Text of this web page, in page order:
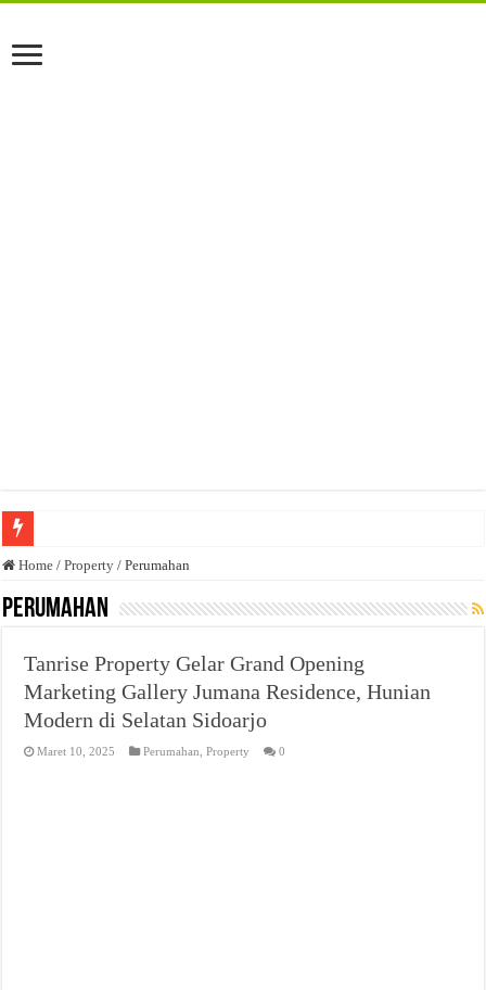
Anda butuh promosi usaha? Kontak ke Email redaksi@bisnisnasional.com
Dibutuhkan Wartawan. Lamaran di-email ke redaksi@bisnisnasional.com
Home / Property / Perumahan
Perumahan
Tanrise Property Gelar Grand Opening
Marketing Gallery Jumana Residence, Hunian
Modern di Selatan Sidoarjo
Maret 10, 2025 Perumahan ,Property 0